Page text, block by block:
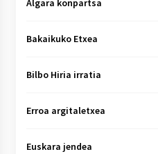
Algara konpartsa
Bakaikuko Etxea
Bilbo Hiria irratia
Erroa argitaletxea
Euskara jendea